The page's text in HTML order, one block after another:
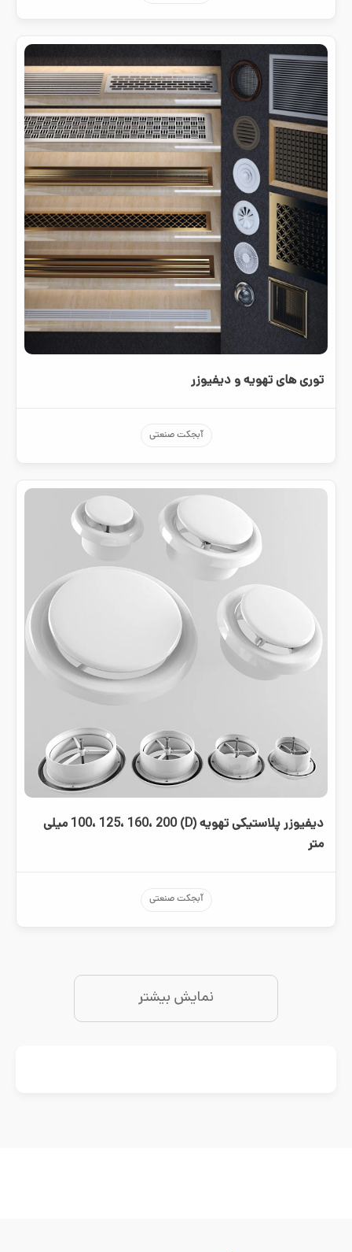
توری های تهویه و دیفیوزر
آبجکت صنعتی
دیفیوزر پلاستیکی تهویه (D) 100، 125، 160، 200 میلی
متر
آبجکت صنعتی
نمایش بیشتر